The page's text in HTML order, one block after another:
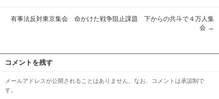
有事法反対東京集会 命かけた戦争阻止課題 下からの共斗で４万人集
会 →
コメントを残す
メールアドレスが公開されることはありません。なお、コメントは承認制で
す。